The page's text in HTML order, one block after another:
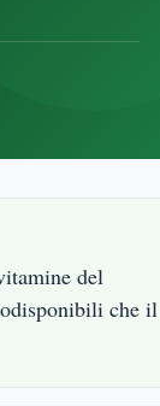
del
che il